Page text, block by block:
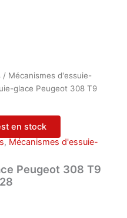
/ Mécanismes d'essuie-
glace Peugeot 308 T9
en stock
, Mécanismes d'essuie-
Peugeot 308 T9